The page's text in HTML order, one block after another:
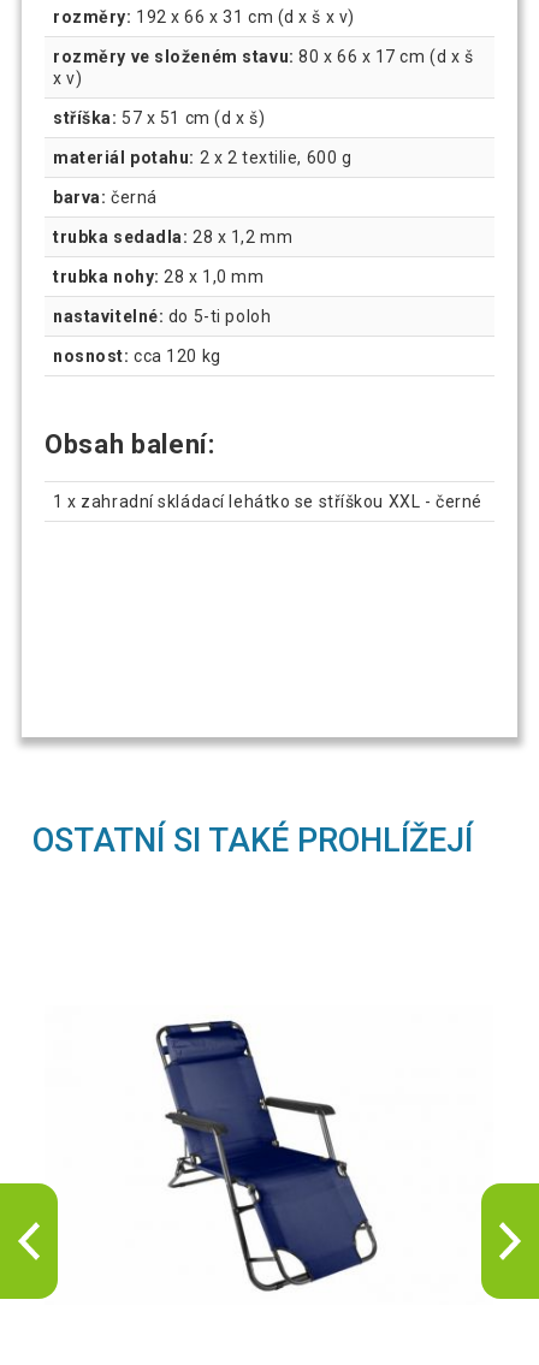
rozměry: 192 x 66 x 31 cm (d x š x v)
rozměry ve složeném stavu: 80 x 66 x 17 cm (d x š
x v)
stříška: 57 x 51 cm (d x š)
materiál potahu: 2 x 2 textilie, 600 g
barva: černá
trubka sedadla: 28 x 1,2 mm
trubka nohy: 28 x 1,0 mm
nastavitelné: do 5-ti poloh
nosnost: cca 120 kg
Obsah balení:
1 x zahradní skládací lehátko se stříškou XXL - černé
OSTATNÍ SI TAKÉ PROHLÍŽEJÍ